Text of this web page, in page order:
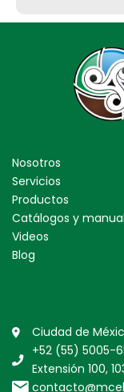
Nosotros
Servicios
Productos
Catálogos y
Videos
Blog
Ciudad de
+52 (55) 5005-
Extensión 100,